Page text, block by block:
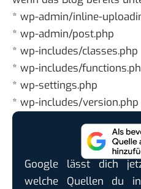
* wp-admin/inline-
* wp-admin/post.php
* wp-includes/classes.php
* wp-includes/
* wp-settings.php
* wp-includes/version.php
Google lässt dich
welche Quellen du